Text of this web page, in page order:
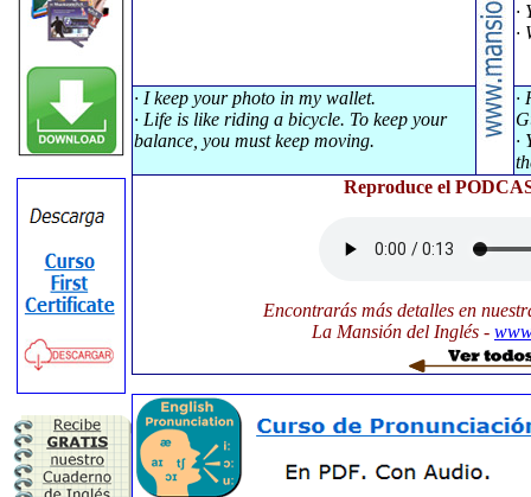
·
·
· I keep your photo in my wallet.
· Life is like riding a bicycle. To keep your
balance, you must keep moving.
·
·
Reproduce el
Encontrarás más detalles en
La Mansión del Inglés -